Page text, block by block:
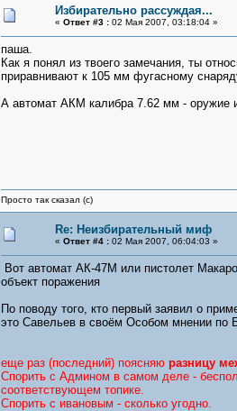
Избирательно рассуждая...
« Ответ #3 :02 Мая 2007, 03:18:04 »
паша.
Как я понял из твоего замечания, ты
приравнивают к 105 мм фугасному
А автомат АКМ калибра 7.62 мм - оружие
Просто так сказал (с)
Re: Неизбирательный миф
« Ответ #4 :02 Мая 2007, 06:04:03 »
Вот автомат АК-47М или пистолет
объект поражения
По поводу того, кто первый заявил о
это Савельев в своём Особом мнении по
еще раз (последний) поясняюразницу
Спорить с Админом в самом деле -
соответствующем топике.
Спорить с ивановым - сколько угодно.